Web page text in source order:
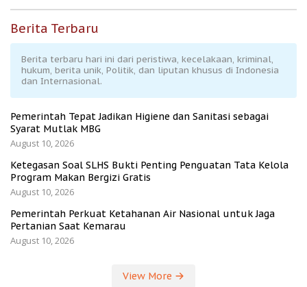
Berita Terbaru
Berita terbaru hari ini dari peristiwa, kecelakaan, kriminal,
hukum, berita unik, Politik, dan liputan khusus di Indonesia
dan Internasional.
Pemerintah Tepat Jadikan Higiene dan Sanitasi sebagai
Syarat Mutlak MBG
August 10, 2026
Ketegasan Soal SLHS Bukti Penting Penguatan Tata Kelola
Program Makan Bergizi Gratis
August 10, 2026
Pemerintah Perkuat Ketahanan Air Nasional untuk Jaga
Pertanian Saat Kemarau
August 10, 2026
View More